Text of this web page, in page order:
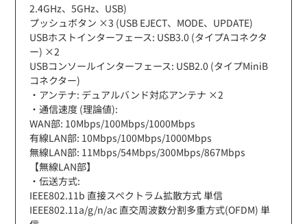
2.4GHz、5GHz、USB)
プッシュボタン ×3 (USB EJECT、MODE、UPDATE)
USBホストインターフェース: USB3.0 (タイプAコネクタ
ー) ×2
USBコンソールインターフェース: USB2.0 (タイプMiniB
コネクター)
・アンテナ: デュアルバンド対応アンテナ ×2
・通信速度 (理論値):
WAN部: 10Mbps/100Mbps/1000Mbps
有線LAN部: 10Mbps/100Mbps/1000Mbps
無線LAN部: 11Mbps/54Mbps/300Mbps/867Mbps
【無線LAN部】
・伝送方式:
IEEE802.11b 直接スペクトラム拡散方式 単信
IEEE802.11a/g/n/ac 直交周波数分割多重方式(OFDM) 単